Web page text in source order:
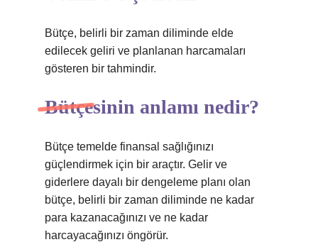
Bütçe, belirli bir zaman diliminde elde
edilecek geliri ve planlanan harcamaları
gösteren bir tahmindir.
Bütçesinin anlamı nedir?
Bütçe temelde finansal sağlığınızı
güçlendirmek için bir araçtır. Gelir ve
giderlere dayalı bir dengeleme planı olan
bütçe, belirli bir zaman diliminde ne kadar
para kazanacağınızı ve ne kadar
harcayacağınızı öngörür.